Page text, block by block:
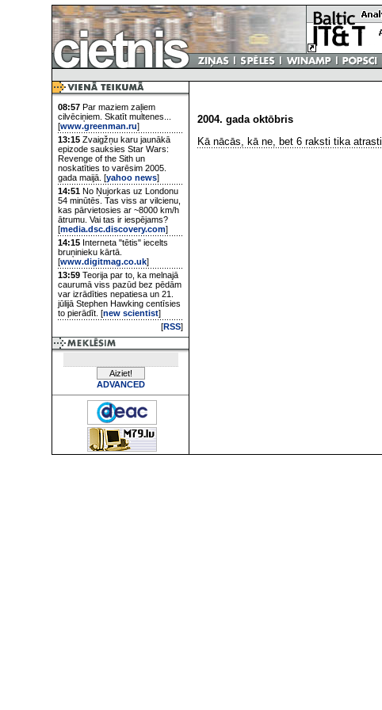
08:57 Par maziem zaļiem
cilvēciņiem. Skatīt multenes...
[www.greenman.ru]
13:15 Zvaigžņu karu jaunākā
epizode sauksies Star Wars:
Revenge of the Sith un
noskatīties to varēsim 2005.
gada maijā. [yahoo news]
14:51 No Ņujorkas uz Londonu
54 minūtēs. Tas viss ar vilcienu,
kas pārvietosies ar ~8000 km/h
ātrumu. Vai tas ir iespējams?
[media.dsc.discovery.com]
14:15 Interneta "tētis" iecelts
bruņinieku kārtā.
[www.digitmag.co.uk]
13:59 Teorija par to, ka melnajā
caurumā viss pazūd bez pēdām
var izrādīties nepatiesa un 21.
jūlijā Stephen Hawking centīsies
to pierādīt. [new scientist]
[RSS]
ADVANCED
2004. gada oktōbris
Kā nācās, kā ne, bet 6 raksti tika atrasti